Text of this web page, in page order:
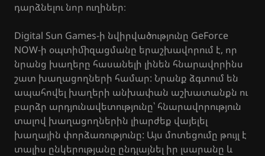
դարձնելու նոր ուղիներ։
Digital Sun Games-ի նվիրվածությունը GeForce
NOW-ի օպտիմիզացմանը երաշխավորում է, որ
նրանց խաղերը հասանելի լինեն հնարավորինս
շատ խաղացողների համար: Նրանք ձգտում են
ապահովել խաղերի անխափան աշխատանքն ու
բարձր արդյունավետությունը՝ հնարավորություն
տալով խաղացողներին լիարժեք վայելել
խաղային փորձառությունը: Այս մոտեցումը թույլ է
տալիս ընկերությանը ընդլայնել իր լսարանը և